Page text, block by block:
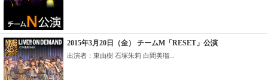
2015年3月20日（金） チームM「RESET」公演
出演者：東由樹 石塚朱莉 白間美瑠...